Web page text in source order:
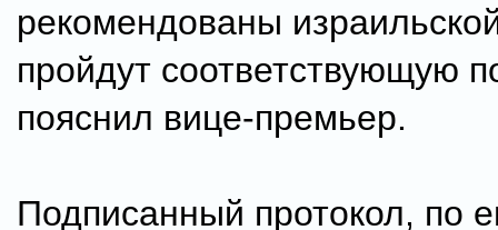
рекомендованы
пройдут соответствующую
пояснил вице-премьер.
Подписанный протокол, по